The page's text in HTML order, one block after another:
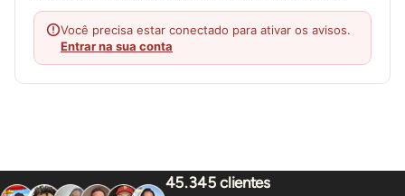
Você precisa estar conectado para ativar os avisos.
Entrar na sua conta
45.345 clientes